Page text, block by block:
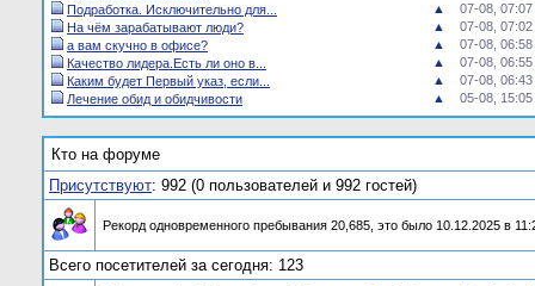
Подработка. Исключительно для...
▲
07-08, 07:07
На чём зарабатывают люди?
▲
07-08, 07:02
а вам скучно в офисе?
▲
07-08, 06:58
Качество лидера.Есть ли оно в...
▲
07-08, 06:55
Каким будет Первый указ, если...
▲
07-08, 06:43
Лечение обид и обидчивости
▲ 05-08, 15:05
Кто на форуме
Присутствуют: 992 (0 пользователей и 992 гостей)
Рекорд одновременного пребывания 20,685, это было 10.12.2025 в
Всего посетителей за сегодня: 123